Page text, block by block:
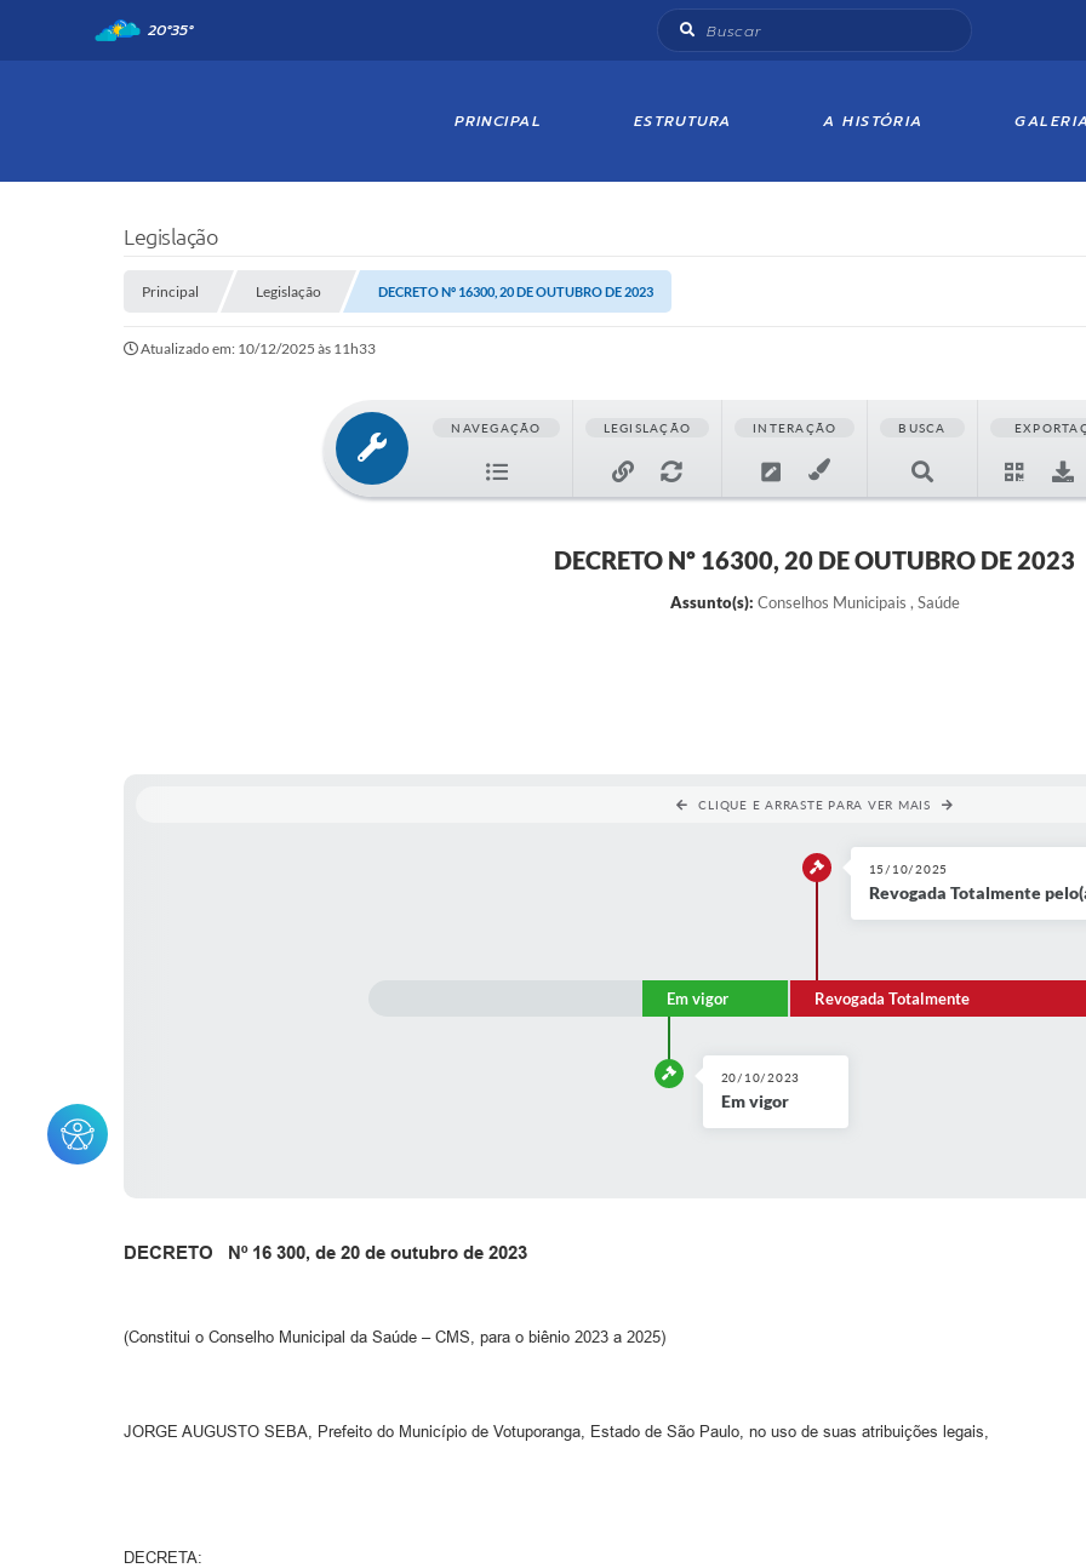
20°35°
PRINCIPAL ESTRUTURA A HISTÓRIA
Legislação
Principal Legislação DECRETO Nº 16300, 20 DE OUTUBRO DE 2023
Atualizado em: 10/12/2025 às 11h33
NAVEGAÇÃO LEGISLAÇÃO INTERAÇÃO BUSCA
DECRETO Nº 16300, 20 DE OUTUBRO DE 2023
Assunto(s): Conselhos Municipais , Saúde
CLIQUE E ARRASTE PARA VER MAIS
Em vigor
20/10/2023
Em vigor
Revogada Totalmente
15/10/2025
Revogada Totalmente
DECRETO Nº 16 300, de 20 de outubro de 2023
(Constitui o Conselho Municipal da Saúde – CMS, para o biênio 2023 a 2025)
JORGE AUGUSTO SEBA, Prefeito do Município de Votuporanga, Estado de São Paulo, no uso de suas atribuições legais,
DECRETA: